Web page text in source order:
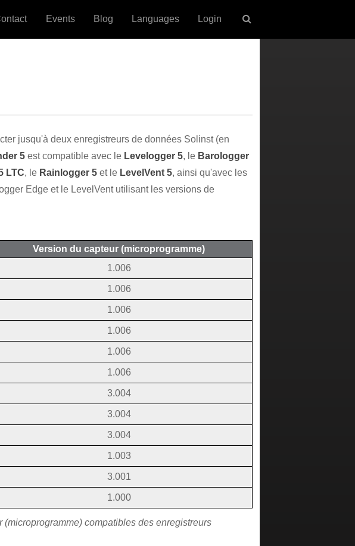
Events Blog Languages Login
jusqu'à deux enregistreurs de données Solinst (en
5 est compatible avec le Levelogger 5, le Barologger
LTC, le Rainlogger 5 et le LevelVent 5, ainsi qu'avec les
Edge et le LevelVent utilisant les versions de
Version du capteur (microprogramme)
1.006
1.006
1.006
1.006
1.006
1.006
3.004
3.004
3.004
1.003
3.001
1.000
(microprogramme) compatibles des enregistreurs